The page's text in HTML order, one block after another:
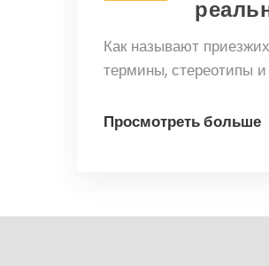
Как называют
термины, стереотипы и
Просмотреть больше